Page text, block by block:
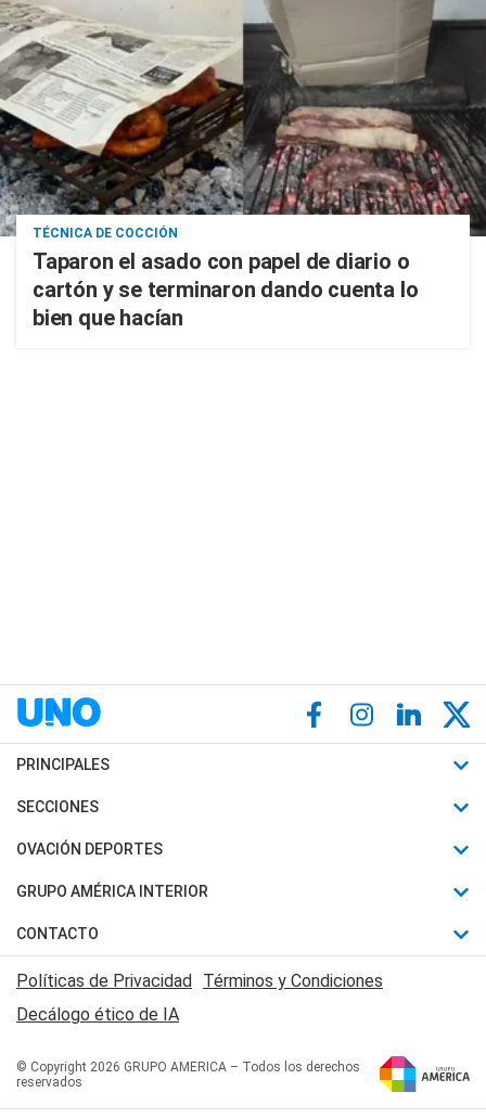
TÉCNICA DE COCCIÓN
Taparon el asado con papel de diario o
cartón y se terminaron dando cuenta lo
bien que hacían
PRINCIPALES
Últimas Noticias
Política
Judiciales
Economia
SECCIONES
Horóscopo
Motores
Trucos caseros
Series y Películas
Edictos y Solicitadas
OVACIÓN DEPORTES
Fútbol
Mundial
Automovilismo
Rugby
Básquet
GRUPO AMÉRICA INTERIOR
Canal 7 en Vivo
San Juan 8
CONTACTO
Acerca de Nosotros
Contactanos
Políticas de Privacidad
Términos y Condiciones
Decálogo ético de IA
© Copyright 2026 GRUPO AMERICA – Todos los derechos
reservados